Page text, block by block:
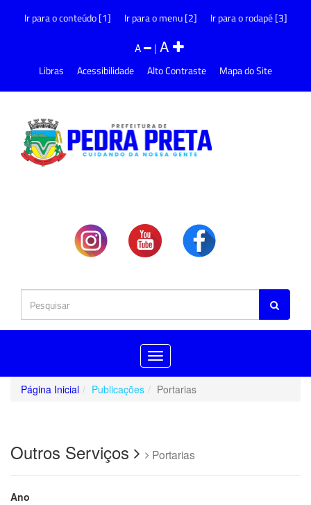
Ir para o conteúdo [1] Ir para o menu [2] Ir para o rodapé [3]
A |A
Libras Acessibilidade Alto Contraste Mapa do Site
Toggle
navigation
Página Inicial
Publicações Portarias
Outros Serviços Portarias
Ano